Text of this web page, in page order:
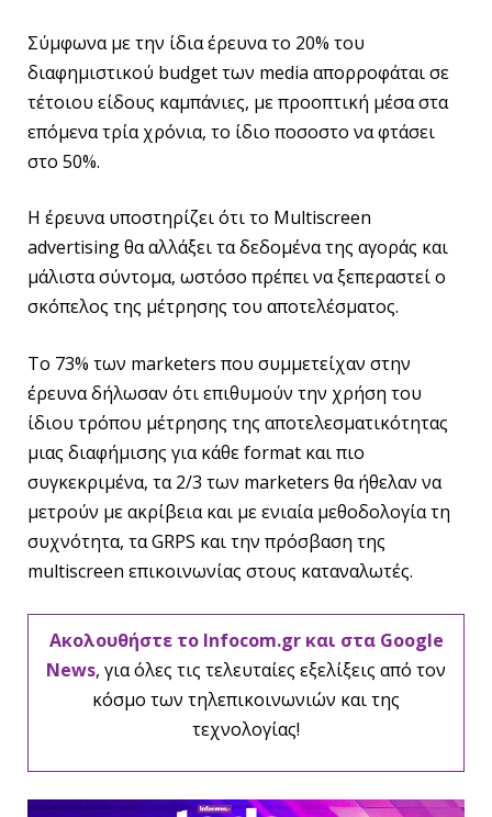
Σύμφωνα με την ίδια έρευνα το 20% του
διαφημιστικού budget των media απορροφάται σε
τέτοιου είδους καμπάνιες, με προοπτική μέσα στα
επόμενα τρία χρόνια, το ίδιο ποσοστο να φτάσει
στο 50%.
Η έρευνα υποστηρίζει ότι το Multiscreen
advertising θα αλλάξει τα δεδομένα της αγοράς και
μάλιστα σύντομα, ωστόσο πρέπει να ξεπεραστεί ο
σκόπελος της μέτρησης του αποτελέσματος.
Το 73% των marketers που συμμετείχαν στην
έρευνα δήλωσαν ότι επιθυμούν την χρήση του
ίδιου τρόπου μέτρησης της αποτελεσματικότητας
μιας διαφήμισης για κάθε format και πιο
συγκεκριμένα, τα 2/3 των marketers θα ήθελαν να
μετρούν με ακρίβεια και με ενιαία μεθοδολογία τη
συχνότητα, τα GRPS και την πρόσβαση της
multiscreen επικοινωνίας στους καταναλωτές.
Ακολουθήστε το Infocom.gr και στα Google
News, για όλες τις τελευταίες εξελίξεις από τον
κόσμο των τηλεπικοινωνιών και της
τεχνολογίας!